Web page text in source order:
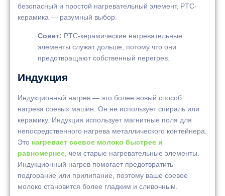
безопасный и простой нагревательный элемент, PTC-
керамика — разумный выбор.
Совет: PTC-керамические нагревательные
элементы служат дольше, потому что они
предотвращают собственный перегрев.
Индукция
Индукционный нагрев — это более новый способ
нагрева соевых машин. Он не использует спираль или
керамику. Индукция использует магнитные поля для
непосредственного нагрева металлического контейнера.
Это нагревает соевое молоко быстрее и
равномернее, чем старые нагревательные элементы.
Индукционный нагрев помогает предотвратить
подгорание или прилипание, поэтому ваше соевое
молоко становится более гладким и сливочным.